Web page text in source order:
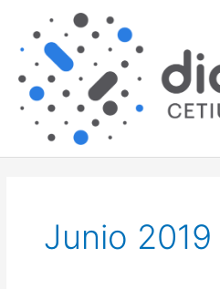
content
Junio 2019